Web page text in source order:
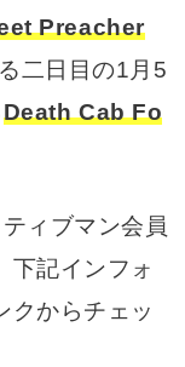
Preacher
二日目の1月5
Death Cab Fo
ィブマン会員
下記インフォ
クからチェッ